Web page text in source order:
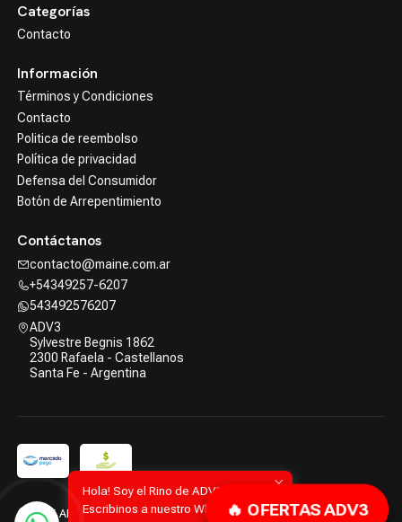
🔥 OFERTAS ADV3
Categorías
Contacto
Información
Términos y Condiciones
Contacto
Politica de reembolso
Política de privacidad
Defensa del Consumidor
Botón de Arrepentimiento
Contáctanos
contacto@maine.com.ar
+54349257-6207
543492576207
ADV3
Sylvestre Begnis 1862
2300 Rafaela - Castellanos
Santa Fe - Argentina
2026 ADV3 | Advanced Tools.
Hola! Soy el Rino de ADV3.
Escribinos a nuestro WhatsApp!